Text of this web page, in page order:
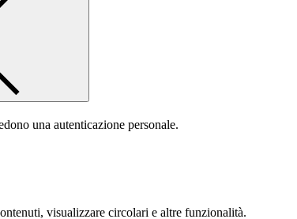
una autenticazione personale.
visualizzare circolari e altre funzionalità.